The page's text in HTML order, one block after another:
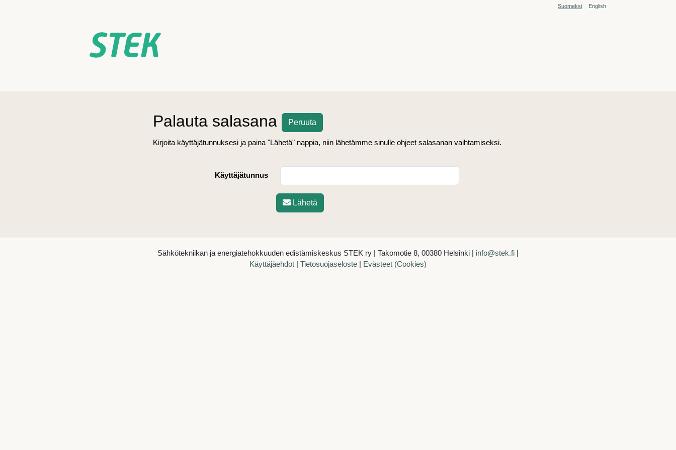
Suomeksi English
Palauta salasana Peruuta
Kirjoita käyttäjätunnuksesi ja paina "Lähetä" nappia, niin lähetämme sinulle ohjeet salasanan vaihtamiseksi.
Käyttäjätunnus
Lähetä
Sähkötekniikan ja energiatehokkuuden edistämiskeskus STEK ry | Takomotie 8, 00380 Helsinki | info@stek.fi |
Käyttäjäehdot | Tietosuojaseloste | Evästeet (Cookies)